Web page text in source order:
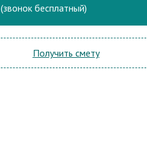
(звонок бесплатный)
Получить смету